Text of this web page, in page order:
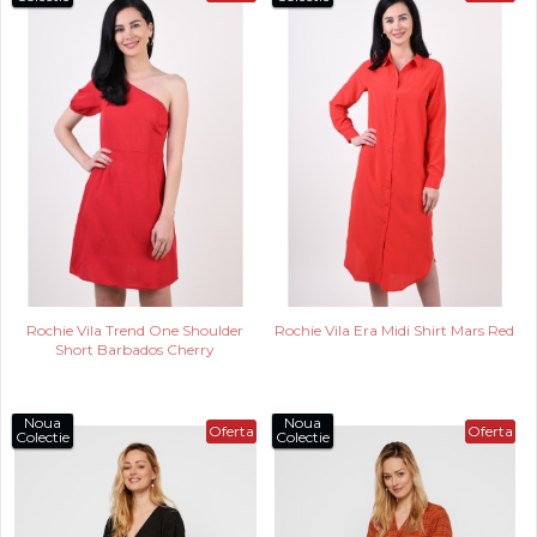
Rochie Vila Trend One Shoulder
Short Barbados Cherry
Rochie Vila Era Midi Shirt Mars Red
Oferta
Noua
Colectie
Oferta
Noua
Colectie